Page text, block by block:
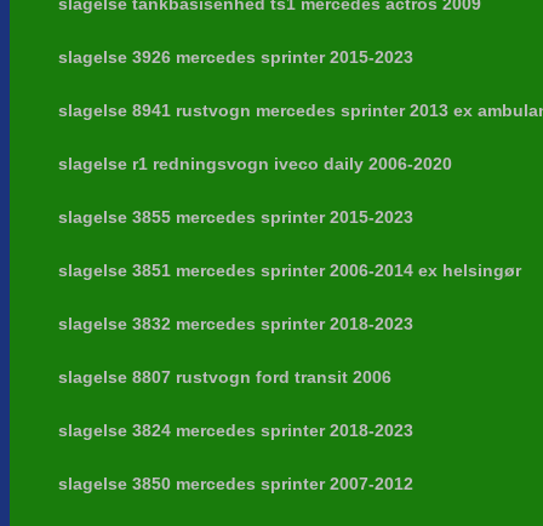
slagelse 3926 mercedes sprinter 2015-2023
slagelse 8941 rustvogn mercedes sprinter 2013 ex
slagelse r1 redningsvogn iveco daily 2006-2020
slagelse 3855 mercedes sprinter 2015-2023
slagelse 3851 mercedes sprinter 2006-2014 ex helsingør
slagelse 3832 mercedes sprinter 2018-2023
slagelse 8807 rustvogn ford transit 2006
slagelse 3824 mercedes sprinter 2018-2023
slagelse 3850 mercedes sprinter 2007-2012